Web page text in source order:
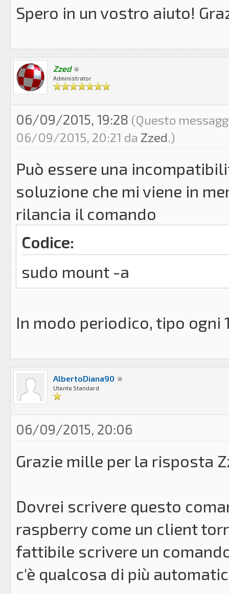
Spero in un vostro aiuto!
Zzed
Administrator
06/09/2015, 19:28 (Questo
06/09/2015, 20:21 da Zzed.)
Può essere una
soluzione che mi viene in
rilancia il comando
Codice:
sudo mount -a
In modo periodico, tipo ogni
AlbertoDiana90
Utente Standard
06/09/2015, 20:06
Grazie mille per la risposta
Dovrei scrivere questo
raspberry come un client
fattibile scrivere un
c'è qualcosa di più